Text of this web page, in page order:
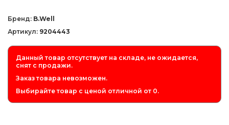
Бренд: B.Well
Артикул: 9204443
Данный товар отсутствует на складе, не ожидается,
снят с продажи.
Заказ товара невозможен.
Выбирайте товар с ценой отличной от 0.